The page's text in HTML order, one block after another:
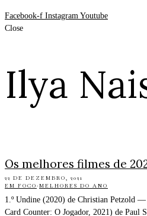
Facebook-f Instagram Youtube
Close
Ilya
Os melhores filmes de
22 DE DEZEMBRO, 2021
EM FOCO·MELHORES DO ANO
1.º Undine (2020) de Christian Petzold
Card Counter: O Jogador, 2021) de Paul